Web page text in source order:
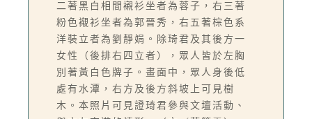
二著黑白相間襯衫坐者為蓉子，右三著
粉色襯衫坐者為郭晉秀，右五著棕色系
洋裝立者為劉靜娟。除琦君及其後方一
女性（後排右四立者），眾人皆於左胸
別著黃白色牌子。畫面中，眾人身後低
處有水潭，右方及後方斜坡上可見樹
木。本照片可見證琦君參與文壇活動、